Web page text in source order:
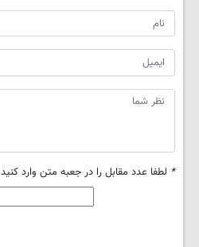
* لطفا عدد مقابل را در جعبه متن وارد کنید